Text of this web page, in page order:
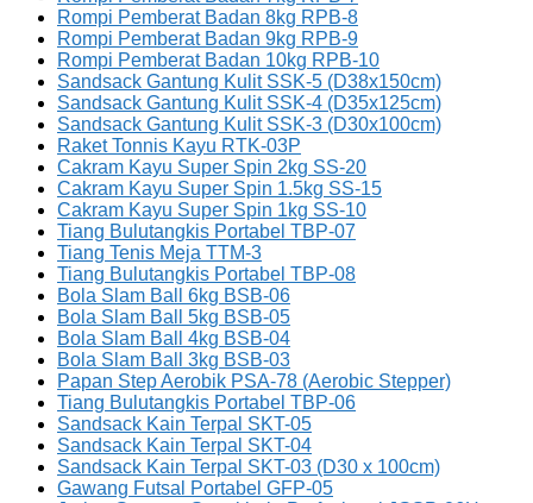
Rompi Pemberat Badan 8kg RPB-8
Rompi Pemberat Badan 9kg RPB-9
Rompi Pemberat Badan 10kg RPB-10
Sandsack Gantung Kulit SSK-5 (D38x150cm)
Sandsack Gantung Kulit SSK-4 (D35x125cm)
Sandsack Gantung Kulit SSK-3 (D30x100cm)
Raket Tonnis Kayu RTK-03P
Cakram Kayu Super Spin 2kg SS-20
Cakram Kayu Super Spin 1.5kg SS-15
Cakram Kayu Super Spin 1kg SS-10
Tiang Bulutangkis Portabel TBP-07
Tiang Tenis Meja TTM-3
Tiang Bulutangkis Portabel TBP-08
Bola Slam Ball 6kg BSB-06
Bola Slam Ball 5kg BSB-05
Bola Slam Ball 4kg BSB-04
Bola Slam Ball 3kg BSB-03
Papan Step Aerobik PSA-78 (Aerobic Stepper)
Tiang Bulutangkis Portabel TBP-06
Sandsack Kain Terpal SKT-05
Sandsack Kain Terpal SKT-04
Sandsack Kain Terpal SKT-03 (D30 x 100cm)
Gawang Futsal Portabel GFP-05